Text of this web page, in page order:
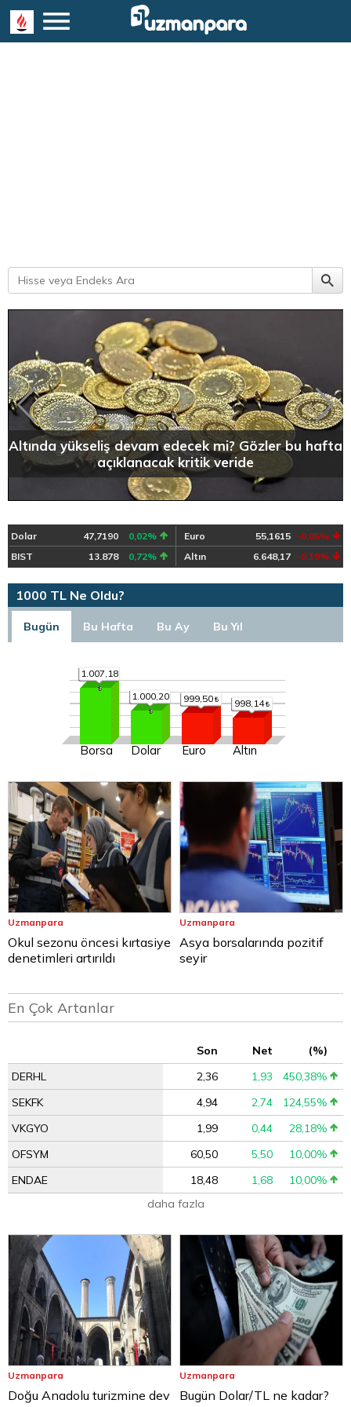
Altında yükseliş devam edecek mi? Gözler bu hafta
açıklanacak kritik veride
Dolar 47,7190 0,02% Euro 55,1615 -0,05%
BIST
13.878 0,72% Altın 6.648,17 -0,19%
1000 TL Ne Oldu?
Bugün Bu Hafta Bu Ay Bu Yıl
1.007,18
Borsa
1.000,20
Dolar
999,50
Euro
998,14
Altın
Uzmanpara
Okul sezonu öncesi kırtasiye
denetimleri artırıldı
Uzmanpara
Asya borsalarında pozitif
seyir
En Çok Artanlar
Son Net
(%)
DERHL
2,36 1,93
450,38%
SEKFK
4,94 2,74
124,55%
VKGYO
1,99 0,44
28,18%
OFSYM
60,50 5,50
10,00%
ENDAE
18,48 1,68
10,00%
daha fazla
Uzmanpara
Doğu Anadolu turizmine dev
Uzmanpara
Bugün Dolar/TL ne kadar?